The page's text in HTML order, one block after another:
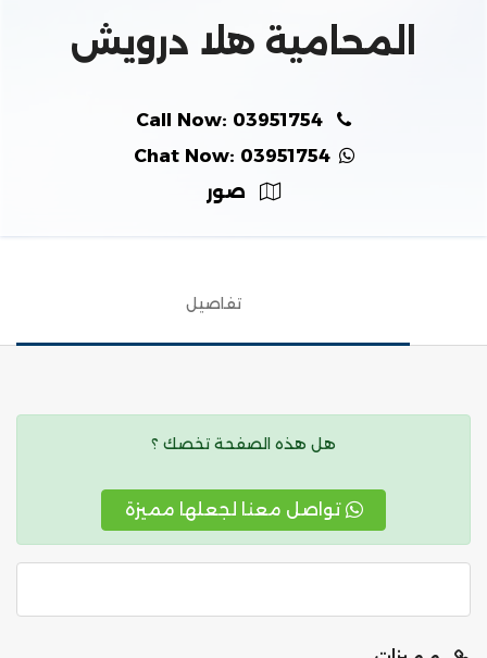
المحامية هلا درويش
Call Now: 03951754
Chat Now: 03951754
صور
تفاصيل
هل هذه الصفحة تخصك ؟
تواصل معنا لجعلها مميزة